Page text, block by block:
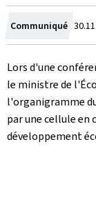
Communiqué Crée
le
Lors d'une
le ministre de
l'organigramme
par une cellule en
développement